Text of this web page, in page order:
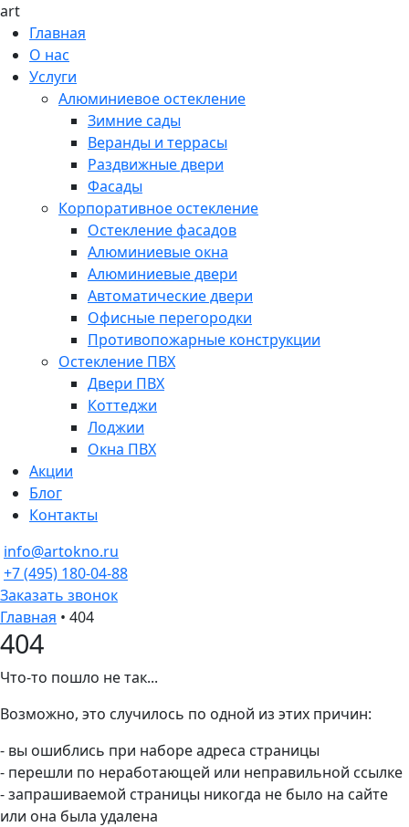
art
Главная
О нас
Услуги
Алюминиевое остекление
Зимние сады
Веранды и террасы
Раздвижные двери
Фасады
Корпоративное остекление
Остекление фасадов
Алюминиевые окна
Алюминиевые двери
Автоматические двери
Офисные перегородки
Противопожарные конструкции
Остекление ПВХ
Двери ПВХ
Коттеджи
Лоджии
Окна ПВХ
Акции
Блог
Контакты
info@artokno.ru
+7 (495) 180-04-88
Заказать звонок
Главная • 404
404
Что-то пошло не так...
Возможно, это случилось по одной из этих причин:
- вы ошиблись при наборе адреса страницы
- перешли по неработающей или неправильной ссылке
- запрашиваемой страницы никогда не было на сайте
или она была удалена